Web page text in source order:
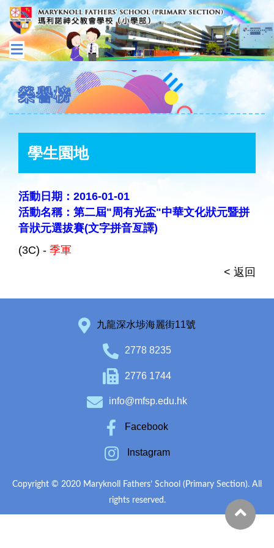
榮譽榜
學生園地
活動日期：2016-01-01
活動名稱：第二屆"周有光盃"中華文化狀元暨拼
音狀元選拔賽(文字拼音亙譯)
(3C) - 季軍
< 返回
九龍深水埗海麗街11號
2778 8235
2776 1744
info@mfsp.edu.hk
Facebook
Instagram
Copyright © 2020 Maryknoll Fathers’ School (Primary Section). All
rights reserved.